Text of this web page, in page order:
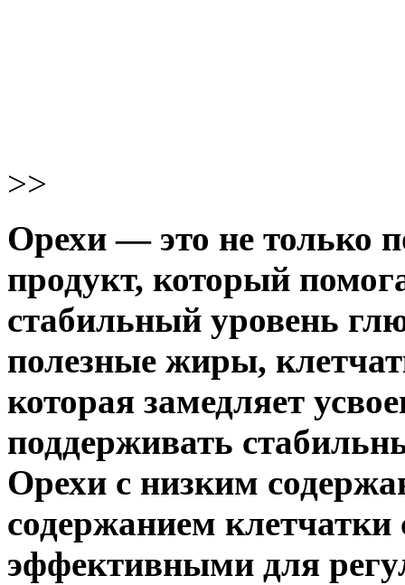
>>
Орехи — это не только
продукт, который
стабильный уровень
полезные жиры,
которая замедляет
поддерживать
Орехи с низким
содержанием клетчатки
эффективными для